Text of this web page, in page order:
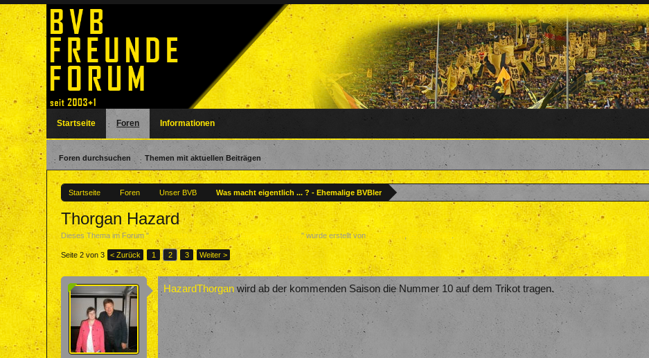
Startseite Foren Unser BVB Was macht eigentlich ... ? - Ehemalige BVBler
Thorgan Hazard
Dieses Thema im Forum "Was macht eigentlich ... ? - Ehemalige BVBler" wurde erstellt vonForenteam, 23. Mai 2019
Seite 2 von 3 < Zurück 1 2 3 Weiter >
HazardThorgan wird ab der kommenden Saison die Nummer 10 auf dem Trikot tragen.
Startseite Foren
Foren durchsuchen Themen mit aktuellen Beiträgen
Informationen